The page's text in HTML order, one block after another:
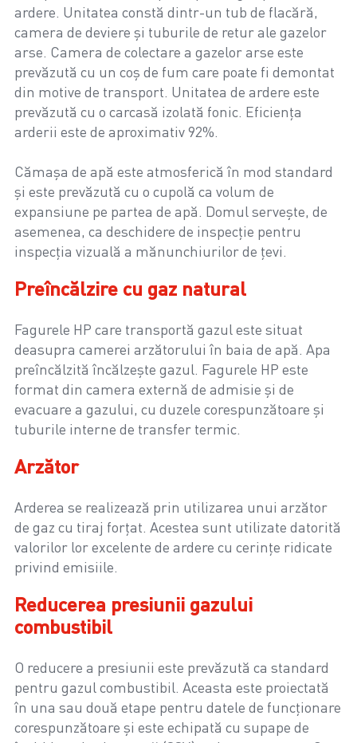
ardere. Unitatea constă dintr-un tub de flacără,
camera de deviere și tuburile de retur ale gazelor
arse. Camera de colectare a gazelor arse este
prevăzută cu un coș de fum care poate fi demontat
din motive de transport. Unitatea de ardere este
prevăzută cu o carcasă izolată fonic. Eficiența
arderii este de aproximativ 92%.
Cămașa de apă este atmosferică în mod standard
și este prevăzută cu o cupolă ca volum de
expansiune pe partea de apă. Domul servește, de
asemenea, ca deschidere de inspecție pentru
inspecția vizuală a mănunchiurilor de țevi.
Preîncălzire cu gaz natural
Fagurele HP care transportă gazul este situat
deasupra camerei arzătorului în baia de apă. Apa
preîncălzită încălzește gazul. Fagurele HP este
format din camera externă de admisie și de
evacuare a gazului, cu duzele corespunzătoare și
tuburile interne de transfer termic.
Arzător
Arderea se realizează prin utilizarea unui arzător
de gaz cu tiraj forțat. Acestea sunt utilizate datorită
valorilor lor excelente de ardere cu cerințe ridicate
privind emisiile.
Reducerea presiunii gazului
combustibil
O reducere a presiunii este prevăzută ca standard
pentru gazul combustibil. Aceasta este proiectată
în una sau două etape pentru datele de funcționare
corespunzătoare și este echipată cu supape de